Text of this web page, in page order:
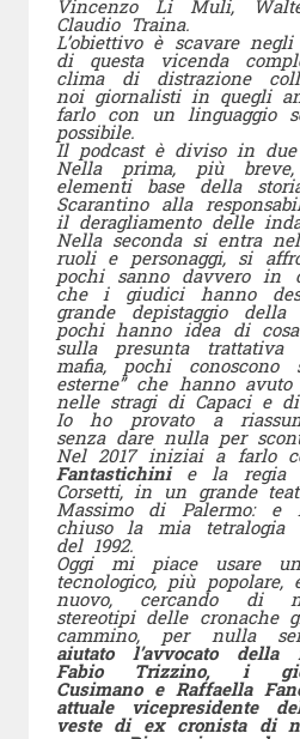
Vincenzo Li Muli,
Claudio Traina.
L’obiettivo è scavare
di questa vicenda
clima di distrazione
noi giornalisti in quegli
farlo con un linguaggio
possibile.
Il podcast è diviso in
Nella prima, più
elementi base della
Scarantino alla
il deragliamento delle
Nella seconda si entra
ruoli e personaggi, si
pochi sanno davvero in
che i giudici hanno
grande depistaggio della
pochi hanno idea di
sulla presunta
mafia, pochi conoscono
esterne” che hanno
nelle stragi di Capaci e di
Io ho provato a
senza dare nulla per
Nel 2017 iniziai a farlo
Fantastichinie la regia
Corsetti, in un grande
Massimo di Palermo:
chiuso la mia tetralogia
del 1992.
Oggi mi piace usare
tecnologico, più
nuovo, cercando di
stereotipi delle cronache
cammino, per nulla
aiutato l’avvocato della
Fabio Trizzino, i
Cusimano e Raffaella
attuale vicepresidente
veste di ex cronista di